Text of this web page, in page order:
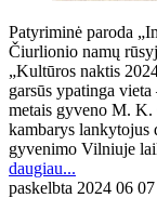
Patyriminė paroda
Čiurlionio namų
„Kultūros naktis
garsūs ypatinga
metais gyveno M. K.
kambarys lankytojus
gyvenimo Vilniuje
daugiau...
paskelbta 2024 06 07